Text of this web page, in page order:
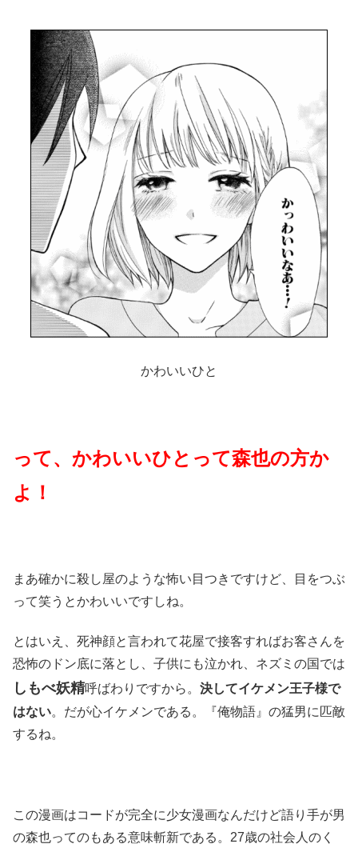
かわいいひと
って、かわいいひとって森也の方か
よ！
まあ確かに殺し屋のような怖い目つきですけど、目をつぶ
って笑うとかわいいですしね。
とはいえ、死神顔と言われて花屋で接客すればお客さんを
恐怖のドン底に落とし、子供にも泣かれ、ネズミの国では
しもべ妖精呼ばわりですから。 決してイケメン王子様で
はない。だが心イケメンである。『俺物語』の猛男に匹敵
するね。
この漫画はコードが完全に少女漫画なんだけど語り手が男
の森也ってのもある意味斬新である。27歳の社会人のく